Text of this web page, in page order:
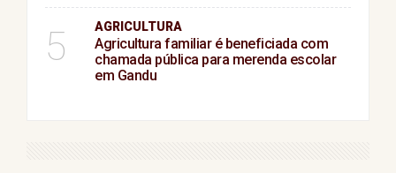
5 AGRICULTURA
Agricultura familiar é beneficiada com
chamada pública para merenda escolar
em Gandu